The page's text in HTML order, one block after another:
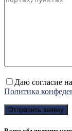
Даю согласие
Политика